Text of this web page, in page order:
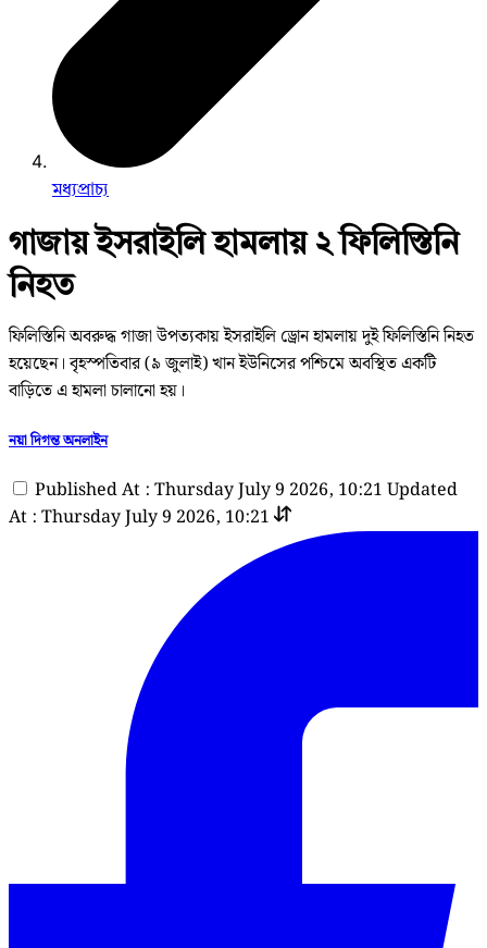
মধ্যপ্রাচ্য
গাজায় ইসরাইলি হামলায় ২ ফিলিস্তিনি
নিহত
ফিলিস্তিনি অবরুদ্ধ গাজা উপত্যকায় ইসরাইলি ড্রোন হামলায় দুই ফিলিস্তিনি নিহত
হয়েছেন। বৃহস্পতিবার (৯ জুলাই) খান ইউনিসের পশ্চিমে অবস্থিত একটি
বাড়িতে এ হামলা চালানো হয়।
নয়া দিগন্ত অনলাইন
Published At : Thursday July 9 2026, 10:21 Updated
At : Thursday July 9 2026, 10:21